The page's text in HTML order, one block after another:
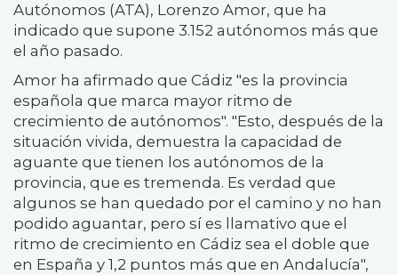
Autónomos (ATA), Lorenzo Amor, que ha
indicado que supone 3.152 autónomos más que
el año pasado.
Amor ha afirmado que Cádiz "es la provincia
española que marca mayor ritmo de
crecimiento de autónomos". "Esto, después de la
situación vivida, demuestra la capacidad de
aguante que tienen los autónomos de la
provincia, que es tremenda. Es verdad que
algunos se han quedado por el camino y no han
podido aguantar, pero sí es llamativo que el
ritmo de crecimiento en Cádiz sea el doble que
en España y 1,2 puntos más que en Andalucía",